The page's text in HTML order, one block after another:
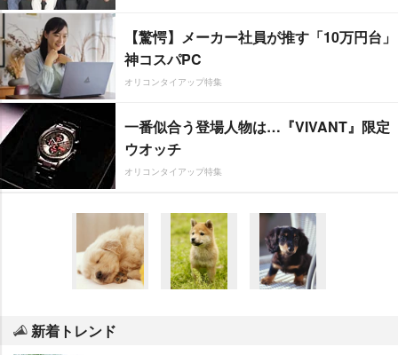
【驚愕】メーカー社員が推す「10万円台」
神コスパPC
オリコンタイアップ特集
一番似合う登場人物は…『VIVANT』限定
ウオッチ
オリコンタイアップ特集
新着トレンド